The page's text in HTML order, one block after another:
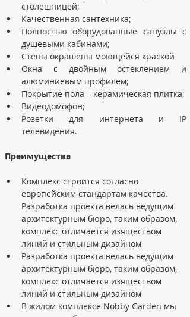
столешницей;
Качественная сантехника;
Полностью оборудованные санузлы с
душевыми кабинами;
Стены окрашены моющейся краской
Окна с двойным остеклением и
алюминиевым профилем;
Покрытие пола – керамическая плитка;
Видеодомофон;
Розетки для интернета и IP
телевидения.
Преимущества
Комплекс строится согласно
европейским стандартам качества.
Разработка проекта велась ведущим
архитектурным бюро, таким образом,
комплекс отличается изяществом
линий и стильным дизайном
Разработка проекта велась ведущим
архитектурным бюро, таким образом,
комплекс отличается изяществом
линий и стильным дизайном
В жилом комплексе Nobby Garden мы